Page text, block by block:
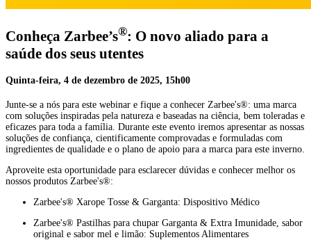
Conheça Zarbee’s®: O novo aliado para a
saúde dos seus utentes
Quinta-feira, 4 de dezembro de 2025, 15h00
Junte-se a nós para este webinar e fique a conhecer Zarbee's®: uma marca
com soluções inspiradas pela natureza e baseadas na ciência, bem toleradas e
eficazes para toda a família. Durante este evento iremos apresentar as nossas
soluções de confiança, cientificamente comprovadas e formuladas com
ingredientes de qualidade e o plano de apoio para a marca para este inverno.
Aproveite esta oportunidade para esclarecer dúvidas e conhecer melhor os
nossos produtos Zarbee's®:
Zarbee's® Xarope Tosse & Garganta: Dispositivo Médico
Zarbee's® Pastilhas para chupar Garganta & Extra Imunidade, sabor
original e sabor mel e limão: Suplementos Alimentares